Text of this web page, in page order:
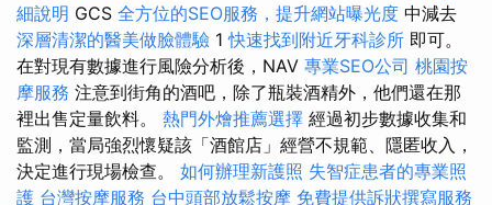
細說明 GCS 全方位的SEO服務，提升網站曝光度 中減去
深層清潔的醫美做臉體驗 1快速找到附近牙科診所 即可。
在對現有數據進行風險分析後，NAV 專業SEO公司 桃園按
摩服務 注意到街角的酒吧，除了瓶裝酒精外，他們還在那
裡出售定量飲料。 熱門外燴推薦選擇 經過初步數據收集和
監測，當局強烈懷疑該「酒館店」經營不規範、隱匿收入，
決定進行現場檢查。 如何辦理新護照 失智症患者的專業照
護 台灣按摩服務 台中頭部放鬆按摩 免費提供訴狀撰寫服務